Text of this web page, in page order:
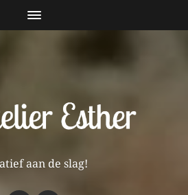
aan de slag!